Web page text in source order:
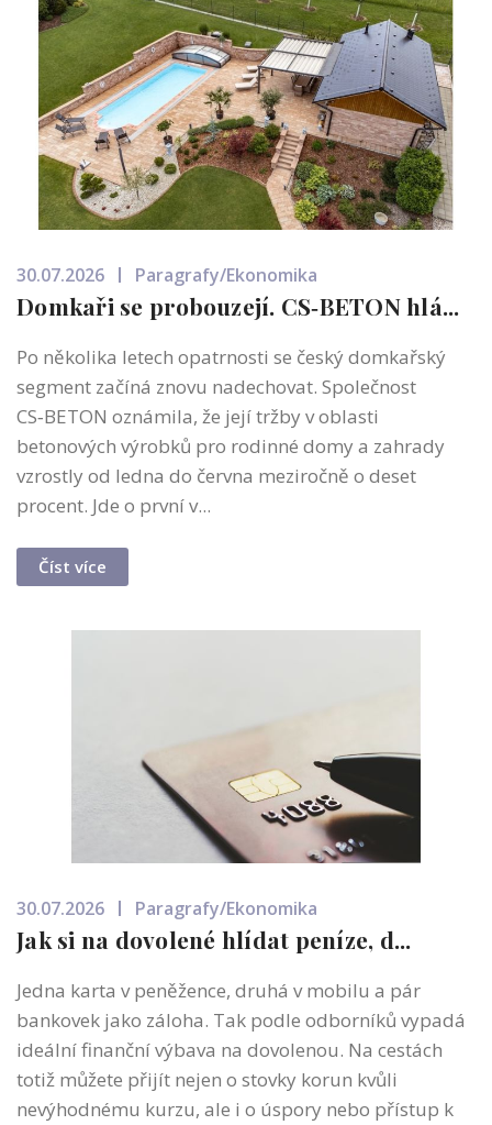
30.07.2026 Paragrafy/Ekonomika
Domkaři se probouzejí. CS‑BETON hlá...
Po několika letech opatrnosti se český domkařský
segment začíná znovu nadechovat. Společnost
CS‑BETON oznámila, že její tržby v oblasti
betonových výrobků pro rodinné domy a zahrady
vzrostly od ledna do června meziročně o deset
procent. Jde o první v...
Číst více
30.07.2026 Paragrafy/Ekonomika
Jak si na dovolené hlídat peníze, d...
Jedna karta v peněžence, druhá v mobilu a pár
bankovek jako záloha. Tak podle odborníků vypadá
ideální finanční výbava na dovolenou. Na cestách
totiž můžete přijít nejen o stovky korun kvůli
nevýhodnému kurzu, ale i o úspory nebo přístup k